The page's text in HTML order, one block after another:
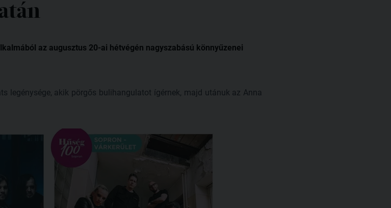
az augusztus 20-ai hétvégén nagyszabású könnyűzenei
legénysége, akik pörgős bulihangulatot ígérnek, majd utánuk az Anna